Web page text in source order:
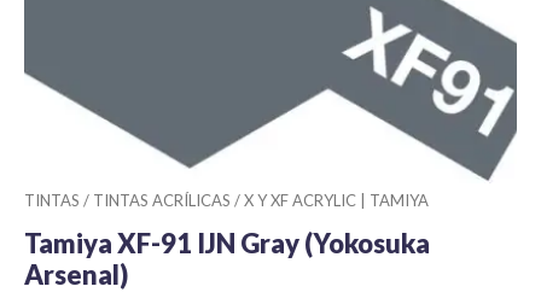
TINTAS / TINTAS ACRÍLICAS /X Y XF ACRYLIC | TAMIYA
Tamiya XF-91 IJN Gray (Yokosuka
Arsenal)